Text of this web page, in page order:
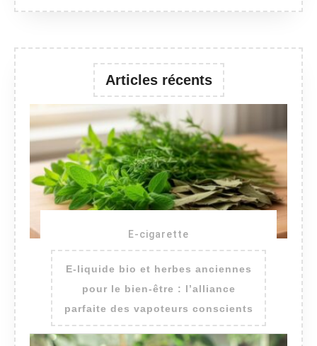
Articles récents
E-cigarette
E-liquide bio et herbes anciennes
pour le bien-être : l’alliance
parfaite des vapoteurs conscients